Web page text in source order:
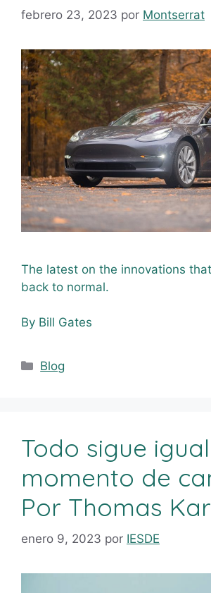
febrero 23, 2023 por Montserrat
The latest on the innovations
back to normal.
By Bill Gates
Blog
Todo sigue
momento de
Por Thomas
enero 9, 2023 por IESDE